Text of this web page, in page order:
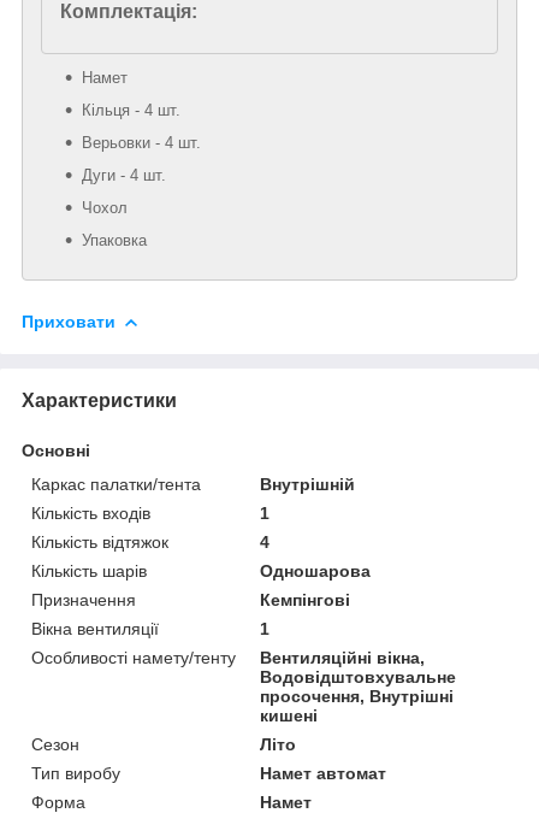
Комплектація:
Намет
Кільця - 4 шт.
Верьовки - 4 шт.
Дуги - 4 шт.
Чохол
Упаковка
Приховати
Характеристики
Основні
Каркас палатки/тента
Внутрішній
Кількість входів
1
Кількість відтяжок
4
Кількість шарів
Одношарова
Призначення
Кемпінгові
Вікна вентиляції
1
Особливості намету/тенту
Вентиляційні вікна,
Водовідштовхувальне
просочення, Внутрішні
кишені
Сезон
Літо
Тип виробу
Намет автомат
Форма
Намет